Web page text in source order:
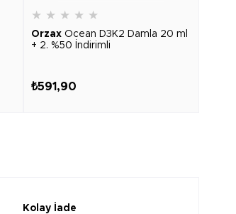
★ ★ ★ ★ ★
Orzax Ocean D3K2 Damla 20 ml
+ 2. %50 İndirimli
₺591,90
Kolay İade